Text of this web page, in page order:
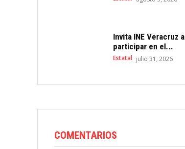
Invita INE Veracruz a
participar en el...
Estatal julio 31, 2026
COMENTARIOS